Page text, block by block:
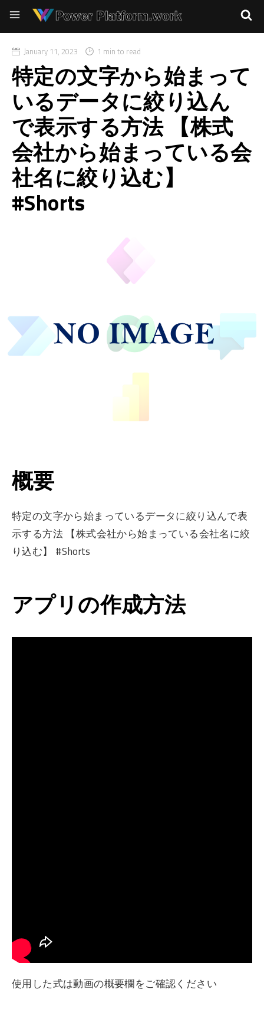
January 11, 2023 1 min to read
特定の文字から始まって
いるデータに絞り込ん
で表示する方法 【株式
会社から始まっている会
社名に絞り込む】
#Shorts
概要
特定の文字から始まっているデータに絞り込んで表
示する方法 【株式会社から始まっている会社名に絞
り込む】 #Shorts
アプリの作成方法
使用した式は動画の概要欄をご確認ください